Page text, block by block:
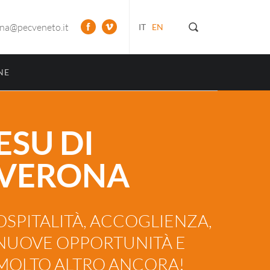
IT EN
DI
ACCOGLIENZA,
OPPORTUNITÀ E
ALTRO ANCORA!